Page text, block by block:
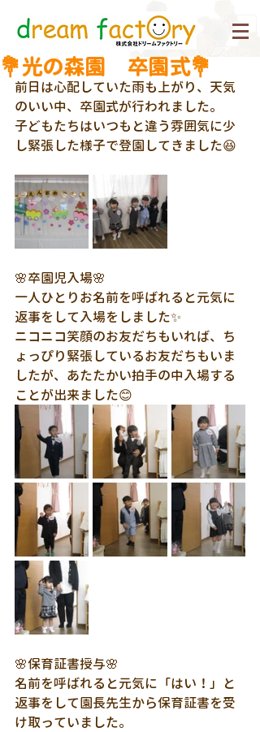
💐光の森園 卒園式💐
前日は心配していた雨も上がり、天気
のいい中、卒園式が行われました。
子どもたちはいつもと違う雰囲気に少
し緊張した様子で登園してきました😆
🌸卒園児入場🌸
一人ひとりお名前を呼ばれると元気に
返事をして入場をしました✨
ニコニコ笑顔のお友だちもいれば、ち
ょっぴり緊張しているお友だちもいま
したが、あたたかい拍手の中入場する
ことが出来ました😊
🌸保育証書授与🌸
名前を呼ばれると元気に「はい！」と
返事をして園長先生から保育証書を受
け取っていました。